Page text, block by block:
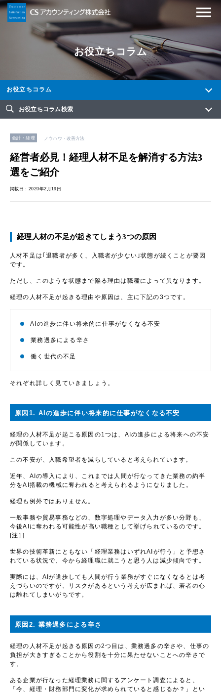
お役立ちコラム
お役立ちコラム
お役立ちコラム検索
会計・経理 ノウハウ・改善方法
経営者必見！経理人材不足を解消する方法3
選をご紹介
掲載日：2020年2月19日
経理人材の不足が起きてしまう3つの原因
人材不足は｢退職者が多く、入職者が少ない｣状態が続くことが要因
です。
ただし、このような状態まで陥る理由は職種によって異なります。
経理の人材不足が起きる理由や原因は、主に下記の3つです。
AIの進歩に伴い将来的に仕事がなくなる不安
業務過多による辛さ
働く世代の不足
それぞれ詳しく見ていきましょう。
原因1. AIの進歩に伴い将来的に仕事がなくなる不安
経理の人材不足が起こる原因の1つは、AIの進歩による将来への不安
が関係しています。
この不安が、入職希望者を減らしていると考えられています。
近年、AIの導入により、これまでは人間が行なってきた業務の約半
分をAI搭載の機械に奪われると考えられるようになりました。
経理も例外ではありません。
一般事務や貿易事務などの、数字処理やデータ入力が多い分野も、
今後AIに奪われる可能性が高い職種として挙げられているのです。
[注1]
世界の技術革新にともない「経理業務はいずれAIが行う」と予想さ
れている状況で、今から経理職に就こうと思う人は減少傾向です。
実際には、AIが進歩しても人間が行う業務がすぐになくなるとは考
えづらいのですが、リスクがあるという考えが広まれば、若者の心
は離れてしまいがちです。
原因2. 業務過多による辛さ
経理の人材不足が起きる原因の2つ目は、業務過多の辛さや、仕事の
負担が大きすぎることから役割を十分に果たせないことへの辛さで
す。
ある企業が行なった経理業務に関するアンケート調査によると、
「今、経理・財務部門に変化が求められていると感じるか？」とい